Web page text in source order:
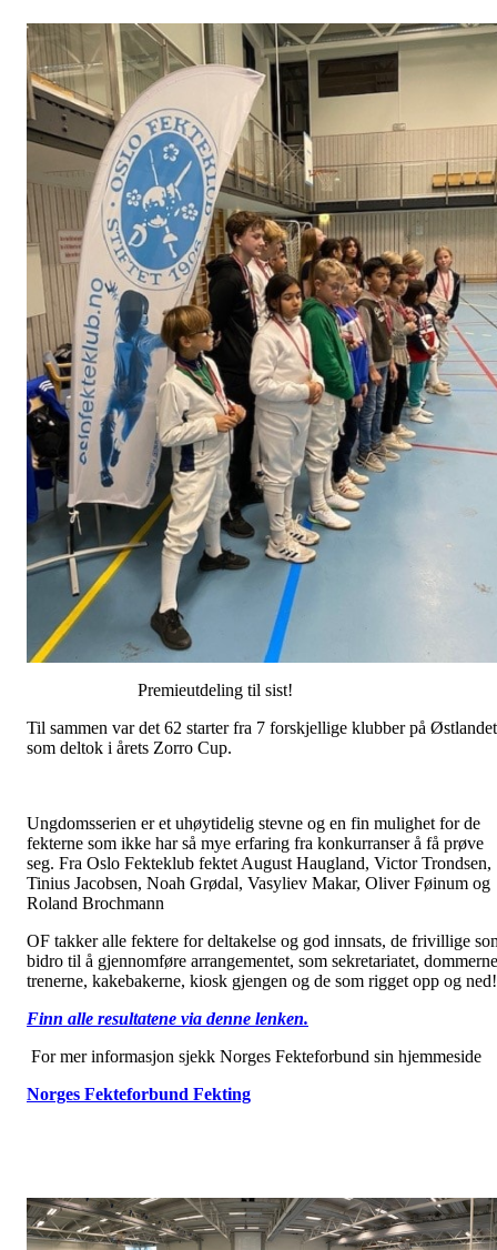
Premieutdeling til sist!
Til sammen var det 62 starter fra 7 forskjellige klubber på Østlandet
som deltok i årets Zorro Cup.
Ungdomsserien er et uhøytidelig stevne og en fin mulighet for de
fekterne som ikke har så mye erfaring fra konkurranser å få prøve
seg. Fra Oslo Fekteklub fektet August Haugland, Victor Trondsen,
Tinius Jacobsen, Noah Grødal, Vasyliev Makar, Oliver Føinum og
Roland Brochmann
OF takker alle fektere for deltakelse og god innsats, de frivillige
bidro til å gjennomføre arrangementet, som sekretariatet,
trenerne, kakebakerne, kiosk gjengen og de som rigget opp og ned!
Finn alle resultatene via denne lenken.
For mer informasjon sjekk Norges Fekteforbund sin hjemmeside
Norges Fekteforbund Fekting